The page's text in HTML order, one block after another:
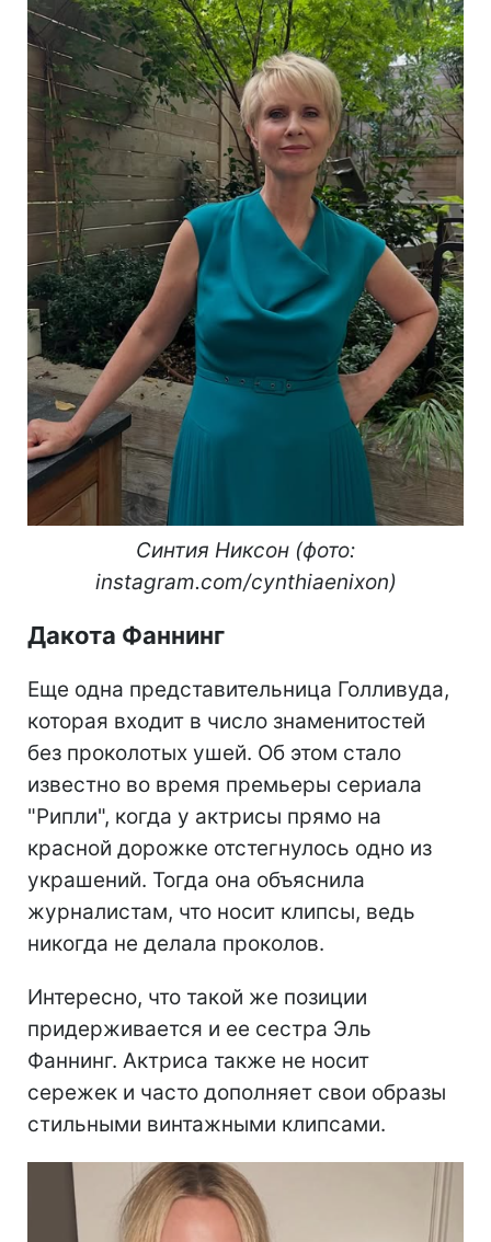
Синтия Никсон (фото:
instagram.com/cynthiaenixon)
Дакота Фаннинг
Еще одна представительница Голливуда,
которая входит в число знаменитостей
без проколотых ушей. Об этом стало
известно во время премьеры сериала
"Рипли", когда у актрисы прямо на
красной дорожке отстегнулось одно из
украшений. Тогда она объяснила
журналистам, что носит клипсы, ведь
никогда не делала проколов.
Интересно, что такой же позиции
придерживается и ее сестра Эль
Фаннинг. Актриса также не носит
сережек и часто дополняет свои образы
стильными винтажными клипсами.